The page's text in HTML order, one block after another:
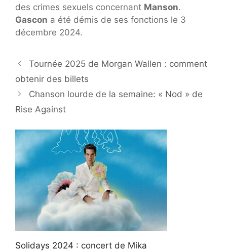
des crimes sexuels concernant Manson.
Gascon a été démis de ses fonctions le 3
décembre 2024.
Tournée 2025 de Morgan Wallen : comment
obtenir des billets
Chanson lourde de la semaine: « Nod » de
Rise Against
Solidays 2024 : concert de Mika